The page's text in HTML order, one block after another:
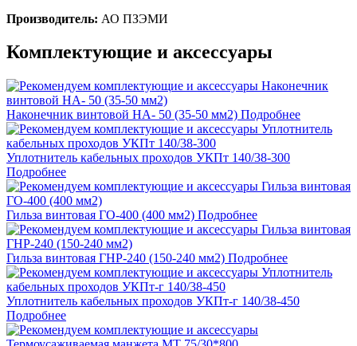
Производитель: АО ПЗЭМИ
Комплектующие и аксессуары
Наконечник винтовой НА- 50 (35-50 мм2) Подробнее
Уплотнитель кабельных проходов УКПт 140/38-300
Подробнее
Гильза винтовая ГО-400 (400 мм2) Подробнее
Гильза винтовая ГНР-240 (150-240 мм2) Подробнее
Уплотнитель кабельных проходов УКПт-г 140/38-450
Подробнее